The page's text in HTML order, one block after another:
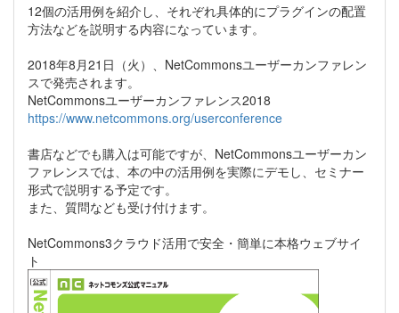
12個の活用例を紹介し、それぞれ具体的にプラグインの配置
方法などを説明する内容になっています。
2018年8月21日（火）、NetCommonsユーザーカンファレン
スで発売されます。
NetCommonsユーザーカンファレンス2018
https://www.netcommons.org/userconference
書店などでも購入は可能ですが、NetCommonsユーザーカン
ファレンスでは、本の中の活用例を実際にデモし、セミナー
形式で説明する予定です。
また、質問なども受け付けます。
NetCommons3クラウド活用で安全・簡単に本格ウェブサイ
ト